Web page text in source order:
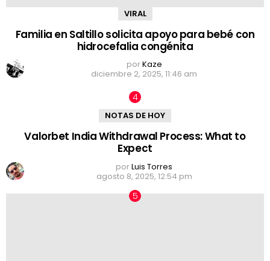
VIRAL
Familia en Saltillo solicita apoyo para bebé con
hidrocefalia congénita
porKaze
diciembre 2, 2025, 11:46 am
NOTAS DE HOY
Valorbet India Withdrawal Process: What to
Expect
porLuis Torres
agosto 8, 2025, 12:54 pm